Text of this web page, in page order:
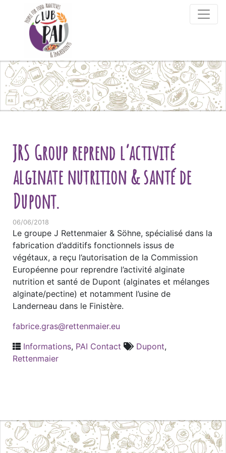
Skip to content
JRS Group reprend l’activité
alginate nutrition & santé de
Dupont.
06/06/2018
Le groupe J Rettenmaier & Söhne, spécialisé dans la
fabrication d’additifs fonctionnels issus de
végétaux, a reçu l’autorisation de la Commission
Européenne pour reprendre l’activité alginate
nutrition et santé de Dupont (alginates et mélanges
alginate/pectine) et notamment l’usine de
Landerneau dans le Finistère.
fabrice.gras@rettenmaier.eu
Informations, PAI Contact Dupont,
Rettenmaier